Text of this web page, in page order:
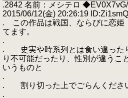
.2842 名前：メシテロ ◆EV0X7vG/
2015/06/12(金) 20:26:19
. この作品は戦国、ならびに恋姫
てます。
.
. 史実や時系列とは食い違った
り不可能だったり、性別が違うこ
いうものと
.
. 割り切った上でごらんくださ
.